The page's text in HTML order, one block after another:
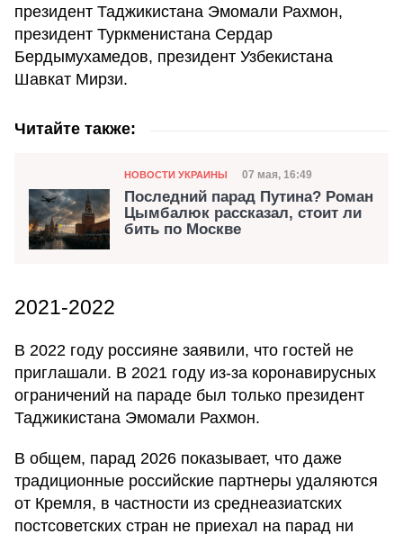
президент Таджикистана Эмомали Рахмон,
президент Туркменистана Сердар
Бердымухамедов, президент Узбекистана
Шавкат Мирзи.
Читайте также:
Категория
НОВОСТИ УКРАИНЫ Дата публикации
07 мая, 16:49
Последний парад Путина? Роман
Цымбалюк рассказал, стоит ли
бить по Москве
2021-2022
В 2022 году россияне заявили, что гостей не
приглашали. В 2021 году из-за коронавирусных
ограничений на параде был только президент
Таджикистана Эмомали Рахмон.
В общем, парад 2026 показывает, что даже
традиционные российские партнеры удаляются
от Кремля, в частности из среднеазиатских
постсоветских стран не приехал на парад ни